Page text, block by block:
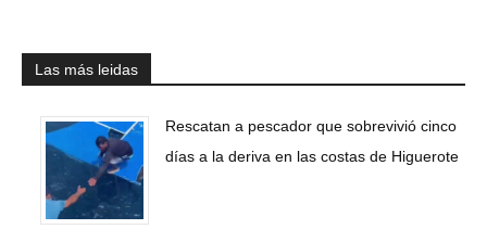
Las más leidas
Rescatan a pescador que sobrevivió cinco
días a la deriva en las costas de Higuerote